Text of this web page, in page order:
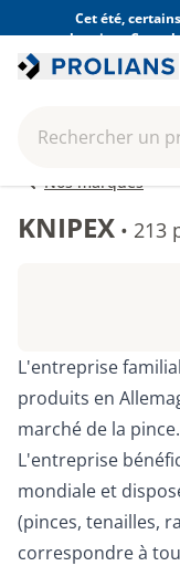
Cet été,
horaires.
Rechercher un
Nos marques
KNIPEX • 213
L'entreprise
produits en
marché de la pince.
L'entreprise
mondiale et
(pinces, tenailles,
correspondre à